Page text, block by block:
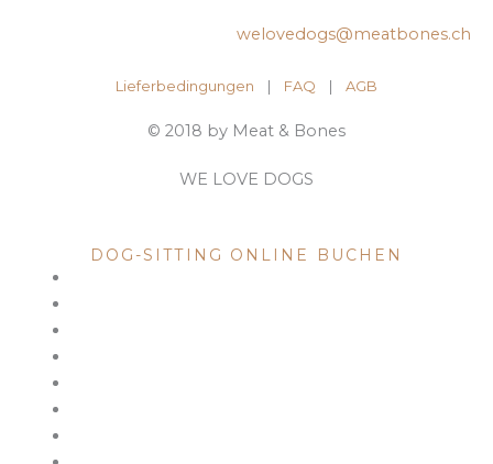
welovedogs@meatbones.ch
Lieferbedingungen | FAQ | ​ AGB
© 2018 by Meat & Bones
WE LOVE DOGS
DOG-SITTING ONLINE BUCHEN